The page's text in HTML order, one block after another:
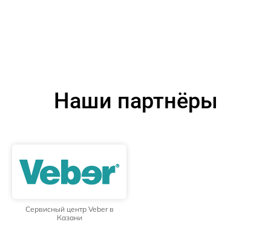
Наши партнёры
Сервисный центр Veber в
Казани